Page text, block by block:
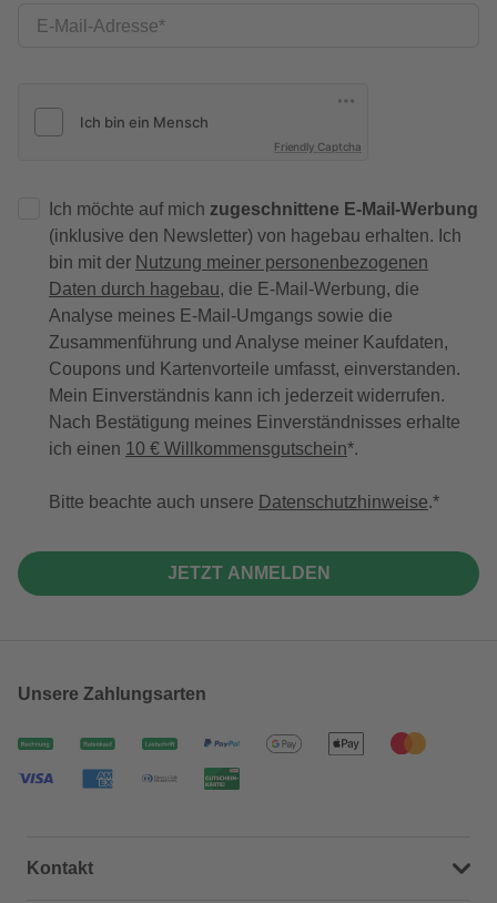
E-Mail-Adresse
Friendly Captcha
Ich möchte auf mich zugeschnittene E-Mail-Werbung
(inklusive den Newsletter) von hagebau erhalten. Ich
bin mit der Nutzung meiner personenbezogenen
Daten durch hagebau, die E-Mail-Werbung, die
Analyse meines E-Mail-Umgangs sowie die
Zusammenführung und Analyse meiner Kaufdaten,
Coupons und Kartenvorteile umfasst, einverstanden.
Mein Einverständnis kann ich jederzeit widerrufen.
Nach Bestätigung meines Einverständnisses erhalte
ich einen 10 € Willkommensgutschein*.
Bitte beachte auch unsere Datenschutzhinweise.
JETZT ANMELDEN
Unsere Zahlungsarten
Kontakt